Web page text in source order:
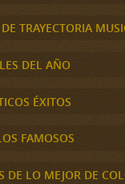
TRAYECTORIA
DEL AÑO
ÉXITOS
FAMOSOS
DE LO MEJOR DE